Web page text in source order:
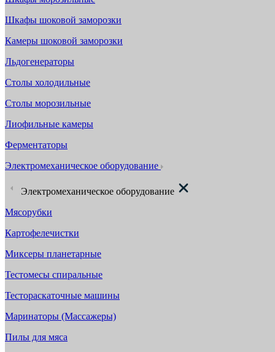
Шкафы шоковой заморозки
Камеры шоковой заморозки
Льдогенераторы
Столы холодильные
Столы морозильные
Лиофильные камеры
Ферментаторы
Электромеханическое оборудование
Электромеханическое оборудование
Мясорубки
Картофелечистки
Миксеры планетарные
Тестомесы спиральные
Тестораскаточные машины
Маринаторы (Массажеры)
Пилы для мяса